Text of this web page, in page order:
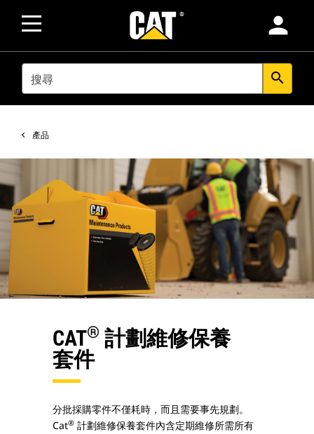
person
SEARCH search
產品
CAT® 計劃維修保養
套件
分批採購零件不僅耗時，而且需要事先規劃。
Cat® 計劃維修保養套件內含定期維修所需所有